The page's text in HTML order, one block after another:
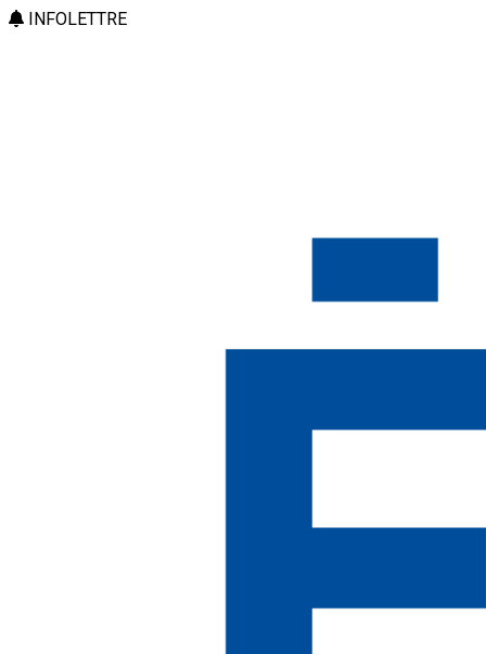
INFOLETTRE